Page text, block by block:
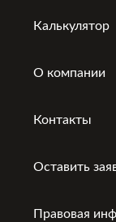
Калькулятор
О компании
Контакты
Оставить
Правовая